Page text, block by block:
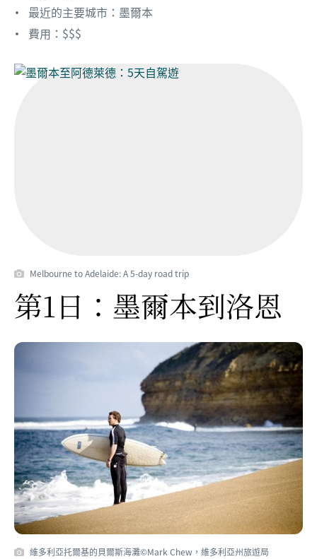
最近的主要城市：墨爾本
費用：$$$
Melbourne to Adelaide: A 5-day road trip
第1日：墨爾本到洛恩
維多利亞托爾基的貝爾斯海灘©Mark Chew，維多利亞州旅遊局